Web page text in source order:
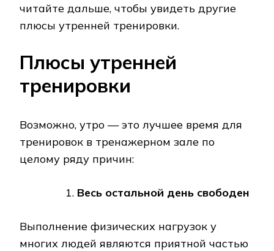
читайте дальше, чтобы увидеть другие
плюсы утренней тренировки.
Плюсы утренней
тренировки
Возможно, утро — это лучшее время для
тренировок в тренажерном зале по
целому ряду причин:
Весь остальной день свободен
Выполнение физических нагрузок у
многих людей являются приятной частью